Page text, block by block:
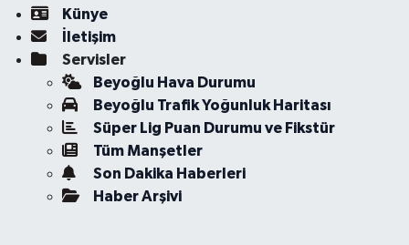
Künye
İletişim
Servisler
Beyoğlu Hava Durumu
Beyoğlu Trafik Yoğunluk Haritası
Süper Lig Puan Durumu ve Fikstür
Tüm Manşetler
Son Dakika Haberleri
Haber Arşivi